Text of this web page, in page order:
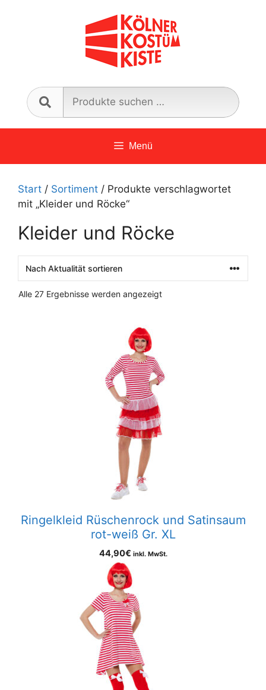
nach:
Menü
Start / Sortiment / Produkte verschlagwortet
mit „Kleider und Röcke“
Kleider und Röcke
Alle 27 Ergebnisse werden angezeigtNach
Ringelkleid Rüschenrock und Satinsaum
rot-weiß Gr. XL
44,90€ inkl. MwSt.